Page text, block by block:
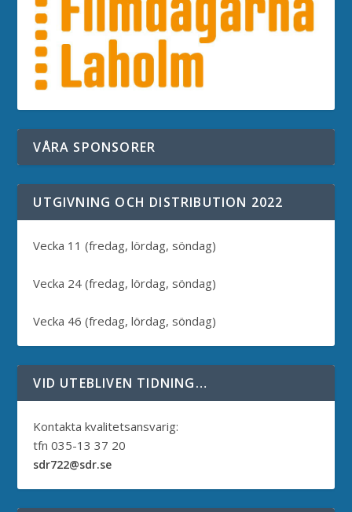
VÅRA SPONSORER
UTGIVNING OCH DISTRIBUTION 2022
Vecka 11 (fredag, lördag, söndag)
Vecka 24 (fredag, lördag, söndag)
Vecka 46 (fredag, lördag, söndag)
VID UTEBLIVEN TIDNING…
Kontakta kvalitetsansvarig:
tfn 035-13 37 20
sdr722@sdr.se